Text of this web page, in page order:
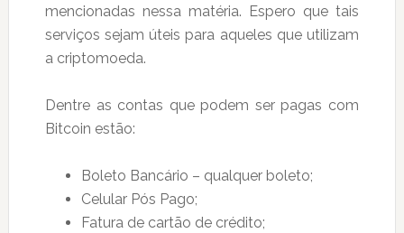
mencionadas nessa matéria. Espero que tais
serviços sejam úteis para aqueles que utilizam
a criptomoeda.
Dentre as contas que podem ser pagas com
Bitcoin estão:
Boleto Bancário – qualquer boleto;
Celular Pós Pago;
Fatura de cartão de crédito;